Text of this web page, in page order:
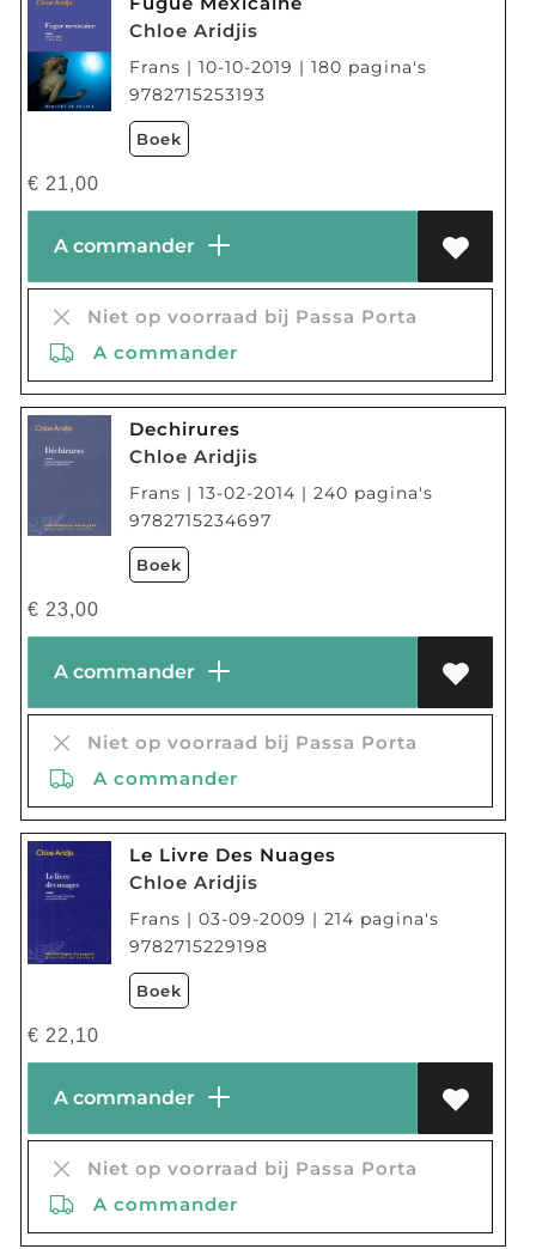
Chloe Aridjis
Frans | 10-10-2019 | 180 pagina's
9782715253193
Boek
€ 21,00
A commander
Niet op voorraad bij Passa Porta
A commander
Dechirures
Chloe Aridjis
Frans | 13-02-2014 | 240 pagina's
9782715234697
Boek
€ 23,00
A commander
Niet op voorraad bij Passa Porta
A commander
Le Livre Des Nuages
Chloe Aridjis
Frans | 03-09-2009 | 214 pagina's
9782715229198
Boek
€ 22,10
A commander
Niet op voorraad bij Passa Porta
A commander